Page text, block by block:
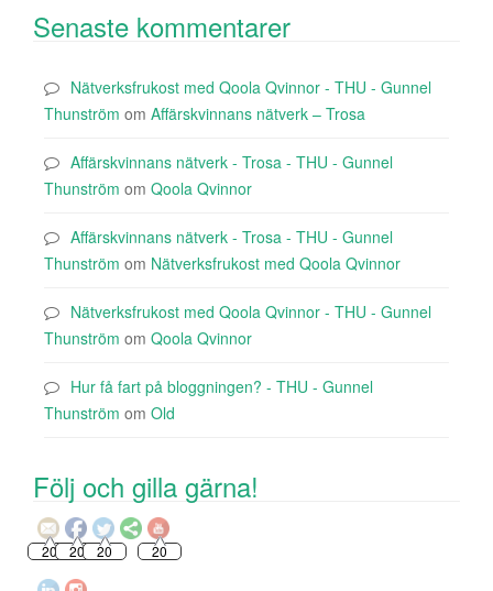
Senaste kommentarer
Nätverksfrukost med Qoola Qvinnor - THU - Gunnel
Thunström om Affärskvinnans nätverk – Trosa
Affärskvinnans nätverk - Trosa - THU - Gunnel
Thunström om Qoola Qvinnor
Affärskvinnans nätverk - Trosa - THU - Gunnel
Thunström om Nätverksfrukost med Qoola Qvinnor
Nätverksfrukost med Qoola Qvinnor - THU - Gunnel
Thunström om Qoola Qvinnor
Hur få fart på bloggningen? - THU - Gunnel
Thunström om Old
Följ och gilla gärna!
20 20 20 20